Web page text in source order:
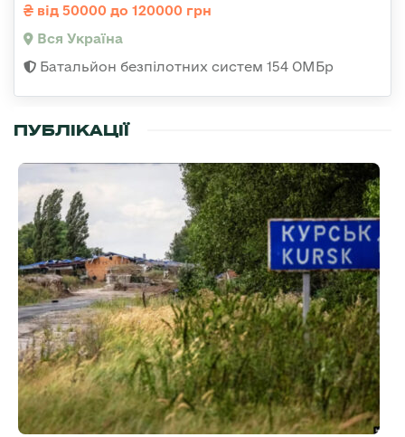
від 50000 до 120000 грн
Вся Україна
Батальйон безпілотних систем 154 ОМБр
ПУБЛІКАЦІЇ